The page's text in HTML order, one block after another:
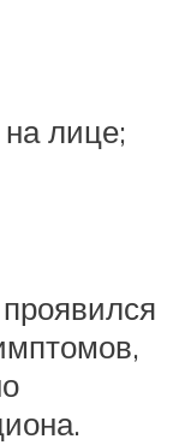
лице;